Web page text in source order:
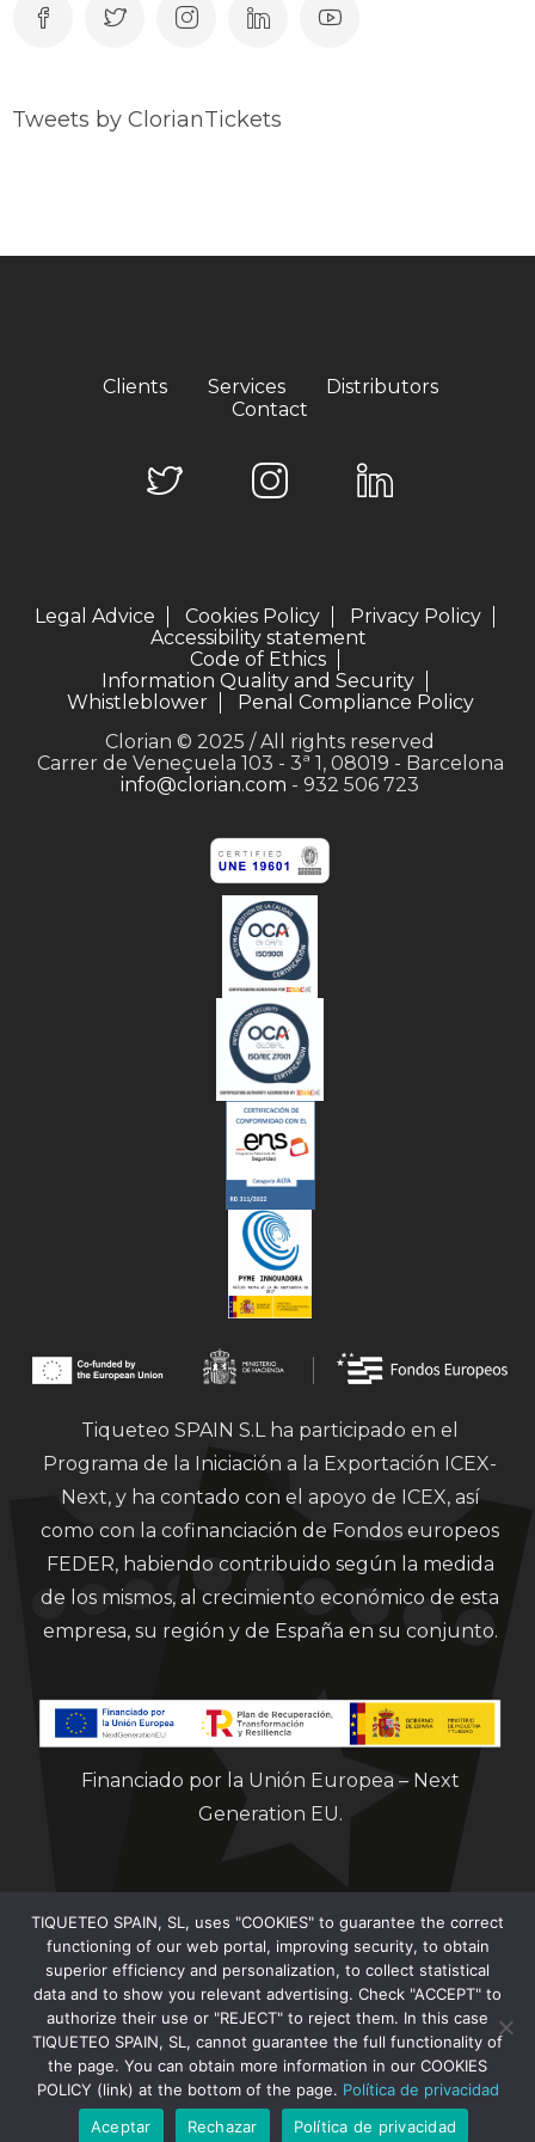
Tweets by ClorianTickets
Clients Services
Distributors
Contact
Legal Advice Cookies Policy
Privacy Policy
Accessibility statement
Code of Ethics
Information Quality and Security
Whistleblower
Penal Compliance Policy
Clorian © 2025 / All rights reserved
Carrer de Veneçuela 103 - 3ª 1, 08019 - Barcelona
info@clorian.com - 932 506 723
Tiqueteo SPAIN S.L ha participado en el
Programa de la Iniciación a la Exportación ICEX-
Next, y ha contado con el apoyo de ICEX, así
como con la cofinanciación de Fondos europeos
FEDER, habiendo contribuido según la medida
de los mismos, al crecimiento económico de esta
empresa, su región y de España en su conjunto.
Financiado por la Unión Europea – Next
Generation EU.
Clorian 2021
TIQUETEO SPAIN, SL, uses "COOKIES" to guarantee the correct
functioning of our web portal, improving security, to obtain
superior efficiency and personalization, to collect statistical
data and to show you relevant advertising. Check "ACCEPT" to
authorize their use or "REJECT" to reject them. In this case
TIQUETEO SPAIN, SL, cannot guarantee the full functionality of
the page. You can obtain more information in our COOKIES
POLICY (link) at the bottom of the page. Política de privacidad
Aceptar
Rechazar Política de privacidad